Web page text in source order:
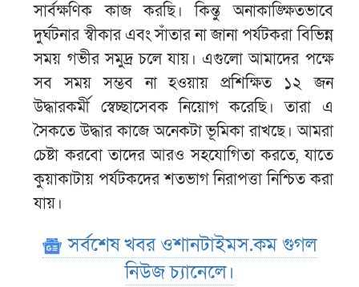
সার্বক্ষণিক কাজ করছি। কিন্তু অনাকাঙ্ক্ষিতভাবে
দুর্ঘটনার স্বীকার এবং সাঁতার না জানা পর্যটকরা বিভিন্ন
সময় গভীর সমুদ্র চলে যায়। এগুলো আমাদের পক্ষে
সব সময় সম্ভব না হওয়ায় প্রশিক্ষিত ১২ জন
উদ্ধারকর্মী স্বেচ্ছাসেবক নিয়োগ করেছি। তারা এ
সৈকতে উদ্ধার কাজে অনেকটা ভূমিকা রাখছে। আমরা
চেষ্টা করবো তাদের আরও সহযোগিতা করতে, যাতে
কুয়াকাটায় পর্যটকদের শতভাগ নিরাপত্তা নিশ্চিত করা
যায়।
সর্বশেষ খবর ওশানটাইমস.কম গুগল
নিউজ চ্যানেলে।